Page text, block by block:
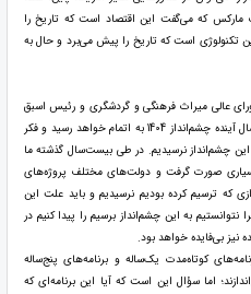
مارکس که می‌گفت این اقتصاد است که تاریخ را
تکنولوژی است که تاریخ را پیش می‌برد و حال به
عالی میراث فرهنگی و گردشگری و رئیس اسبق
سازمان میراث فرهنگی و گردشگری کشور گفت: سال آینده چشم‌انداز 1404 به اتمام خواهد رسید و فکر
چشم‌انداز نرسیدیم. در طی بیست‌سال گذشته ما
صورت گرفت و دولت‌های مختلف پروژه‌های
که ترسیم کرده بودیم نرسیدیم و باید علت این
نتوانستیم به این چشم‌انداز برسیم را پیدا کنیم در
نیز بی‌فایده خواهد بود.
کوتاه‌مدت یک‌ساله و برنامه‌های پنج‌ساله
اما سؤال این است که آیا این برنامه‌ای که